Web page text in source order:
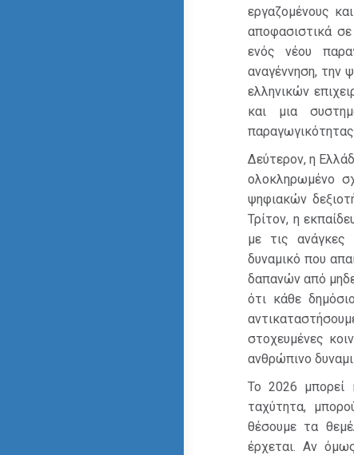
εργαζομένους
αποφασιστικά
ενός νέου
αναγέννηση, την
ελληνικών
και μια
Δεύτερον, η
ολοκληρωμένο
ψηφιακών
Τρίτον, η
με τις ανάγκες
δυναμικό που
δαπανών από
ότι κάθε
στοχευμένες
ανθρώπινο
Το 2026 μπορεί
ταχύτητα,
θέσουμε τα
έρχεται. Αν